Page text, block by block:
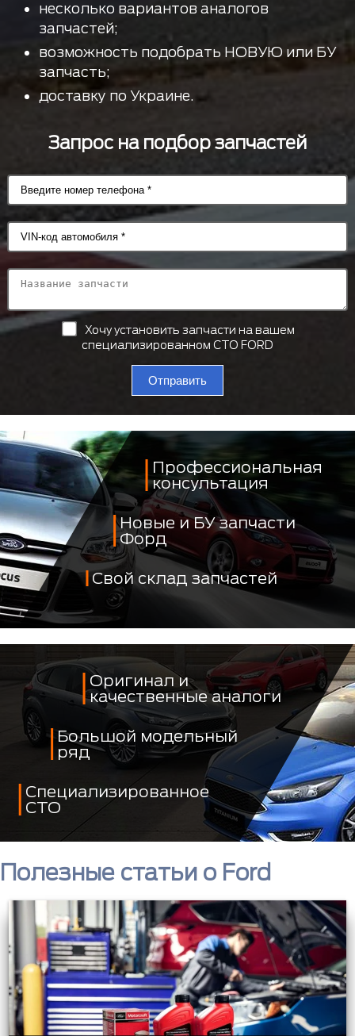
несколько вариантов аналогов
запчастей;
возможность подобрать НОВУЮ или БУ
запчасть;
доставку по Украине.
Запрос на подбор запчастей
Хочу установить запчасти на вашем
специализированном СТО FORD
Отправить
Профессиональная
консультация
Новые и БУ запчасти
Форд
Свой склад запчастей
Оригинал и
качественные аналоги
Большой модельный
ряд
Специализированное
СТО
Полезные статьи о Ford